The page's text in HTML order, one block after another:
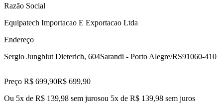
Razão Social
Equipatech Importacao E Exportacao Ltda
Endereço
Sergio Jungblut Dieterich, 604Sarandi - Porto Alegre/RS91060-410
Preço R$ 699,90R$ 699,90
Ou 5x de R$ 139,98 sem jurosou 5x de R$ 139,98 sem juros